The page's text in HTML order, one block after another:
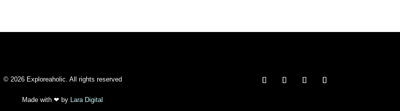
© 2026 Exploreaholic. All rights reserved
Made with❤ by Lara Digital